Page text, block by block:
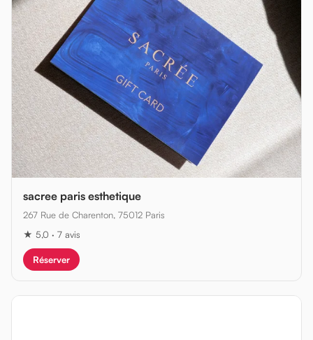
sacree paris esthetique
267 Rue de Charenton, 75012 Paris
★ 5,0 · 7 avis
Réserver